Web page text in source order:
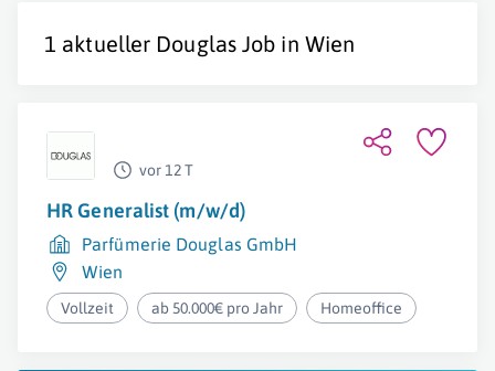
1 aktueller DouglasJob in Wien
vor 12 T
HR Generalist (m/w/d)
Parfümerie Douglas GmbH
Wien
Vollzeit ab 50.000€ pro Jahr Homeoffice